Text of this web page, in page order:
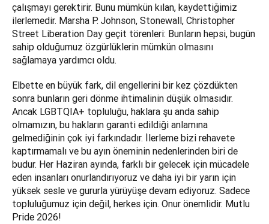
çalışmayı gerektirir. Bunu mümkün kılan, kaydettiğimiz
ilerlemedir. Marsha P. Johnson, Stonewall, Christopher
Street Liberation Day geçit törenleri: Bunların hepsi, bugün
sahip olduğumuz özgürlüklerin mümkün olmasını
sağlamaya yardımcı oldu.
Elbette en büyük fark, dil engellerini bir kez çözdükten
sonra bunların geri dönme ihtimalinin düşük olmasıdır.
Ancak LGBTQIA+ topluluğu, haklara şu anda sahip
olmamızın, bu hakların garanti edildiği anlamına
gelmediğinin çok iyi farkındadır. İlerleme bizi rehavete
kaptırmamalı ve bu ayın öneminin nedenlerinden biri de
budur. Her Haziran ayında, farklı bir gelecek için mücadele
eden insanları onurlandırıyoruz ve daha iyi bir yarın için
yüksek sesle ve gururla yürüyüşe devam ediyoruz. Sadece
topluluğumuz için değil, herkes için. Onur önemlidir. Mutlu
Pride 2026!